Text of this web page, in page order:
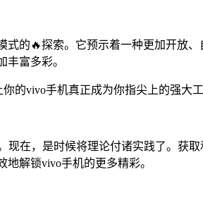
的🔥探索。它预示着一种更加开放
富多彩。
的vivo手机真正成为你指尖上的强大
现在，是时候将理论付诸实践了。获
解锁vivo手机的更多精彩。